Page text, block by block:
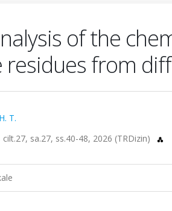
of the
from
T.
cilt.27, sa.27, ss.40-48, 2026 (TRDizin)